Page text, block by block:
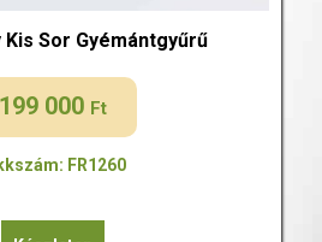
Kis Sor Gyémántgyűrű
199 000 Ft
FR1260